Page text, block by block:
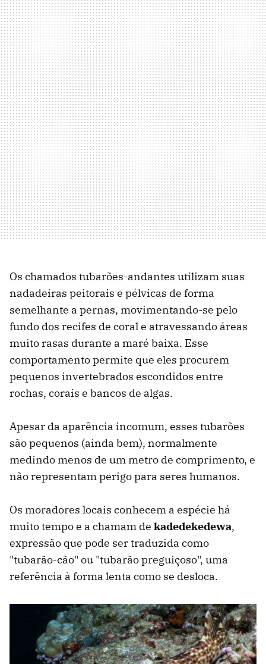
Os chamados tubarões-andantes utilizam suas
nadadeiras peitorais e pélvicas de forma
semelhante a pernas, movimentando-se pelo
fundo dos recifes de coral e atravessando áreas
muito rasas durante a maré baixa. Esse
comportamento permite que eles procurem
pequenos invertebrados escondidos entre
rochas, corais e bancos de algas.
Apesar da aparência incomum, esses tubarões
são pequenos (ainda bem), normalmente
medindo menos de um metro de comprimento, e
não representam perigo para seres humanos.
Os moradores locais conhecem a espécie há
muito tempo e a chamam de kadedekedewa,
expressão que pode ser traduzida como
"tubarão-cão" ou "tubarão preguiçoso", uma
referência à forma lenta como se desloca.